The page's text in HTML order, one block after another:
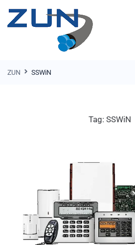
ZUN SSWiN
Tag: SSWiN